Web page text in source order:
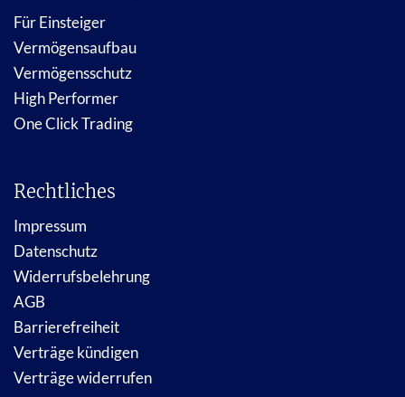
Für Einsteiger
Vermögensaufbau
Vermögensschutz
High Performer
One Click Trading
Rechtliches
Impressum
Datenschutz
Widerrufsbelehrung
AGB
Barrierefreiheit
Verträge kündigen
Verträge widerrufen